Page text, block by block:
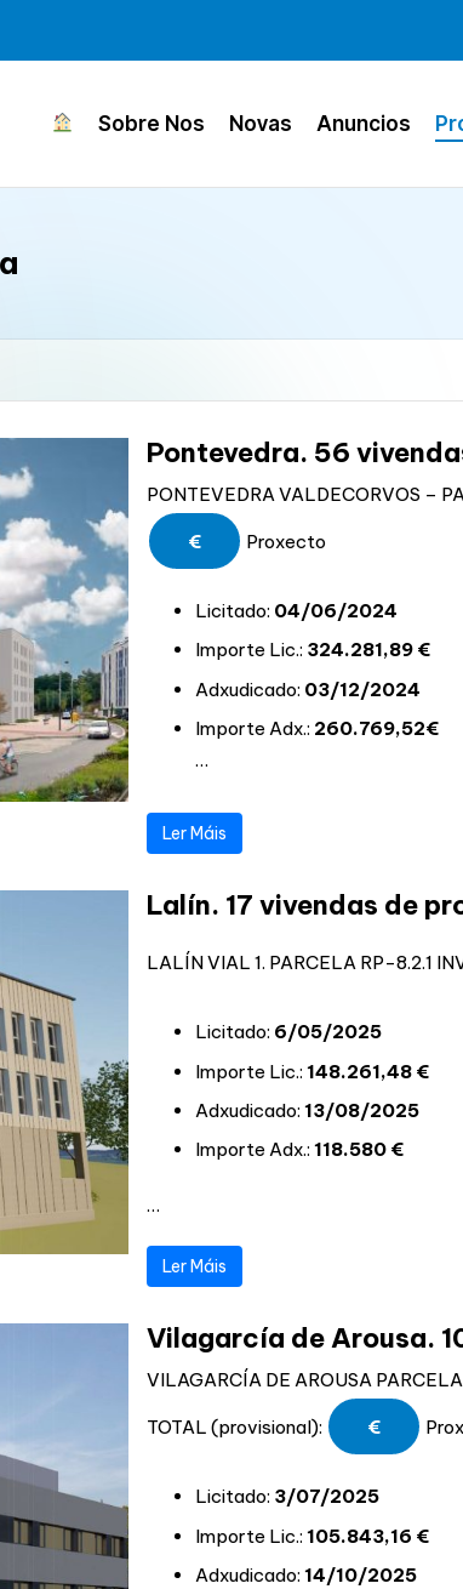
Sobre Nos Novas Anuncios
Pontevedra. 56
PONTEVEDRA VALDECORVOS –
€ Proxecto
Licitado: 04/06/2024
Importe Lic.: 324.281,89 €
Adxudicado: 03/12/2024
Importe Adx.: 260.769,52€
…
Ler Máis
Lalín. 17 vivendas de
LALÍN VIAL 1. PARCELA RP-8.2.1
Licitado: 6/05/2025
Importe Lic.: 148.261,48 €
Adxudicado: 13/08/2025
Importe Adx.: 118.580 €
…
Ler Máis
Vilagarcía de Arousa.
VILAGARCÍA DE AROUSA
TOTAL (provisional): €
Licitado: 3/07/2025
Importe Lic.: 105.843,16 €
Adxudicado: 14/10/2025